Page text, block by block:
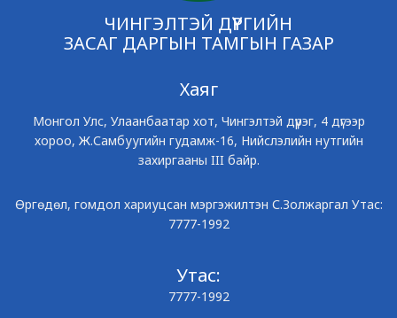
ЧИНГЭЛТЭЙ ДҮҮРГИЙН
ЗАСАГ ДАРГЫН ТАМГЫН ГАЗАР
Хаяг
Монгол Улс, Улаанбаатар хот, Чингэлтэй дүүрэг, 4 дүгээр
хороо, Ж.Самбуугийн гудамж-16, Нийслэлийн нутгийн
захиргааны III байр.
Өргөдөл, гомдол хариуцсан мэргэжилтэн С.Золжаргал Утас:
7777-1992
Утас:
7777-1992